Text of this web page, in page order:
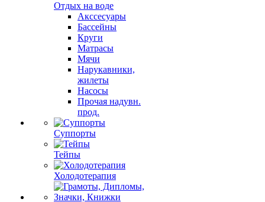
Отдых на воде
Акссесуары
Бассейны
Круги
Матрасы
Мячи
Нарукавники,
жилеты
Насосы
Прочая надувн.
прод.
Суппорты
Тейпы
Холодотерапия